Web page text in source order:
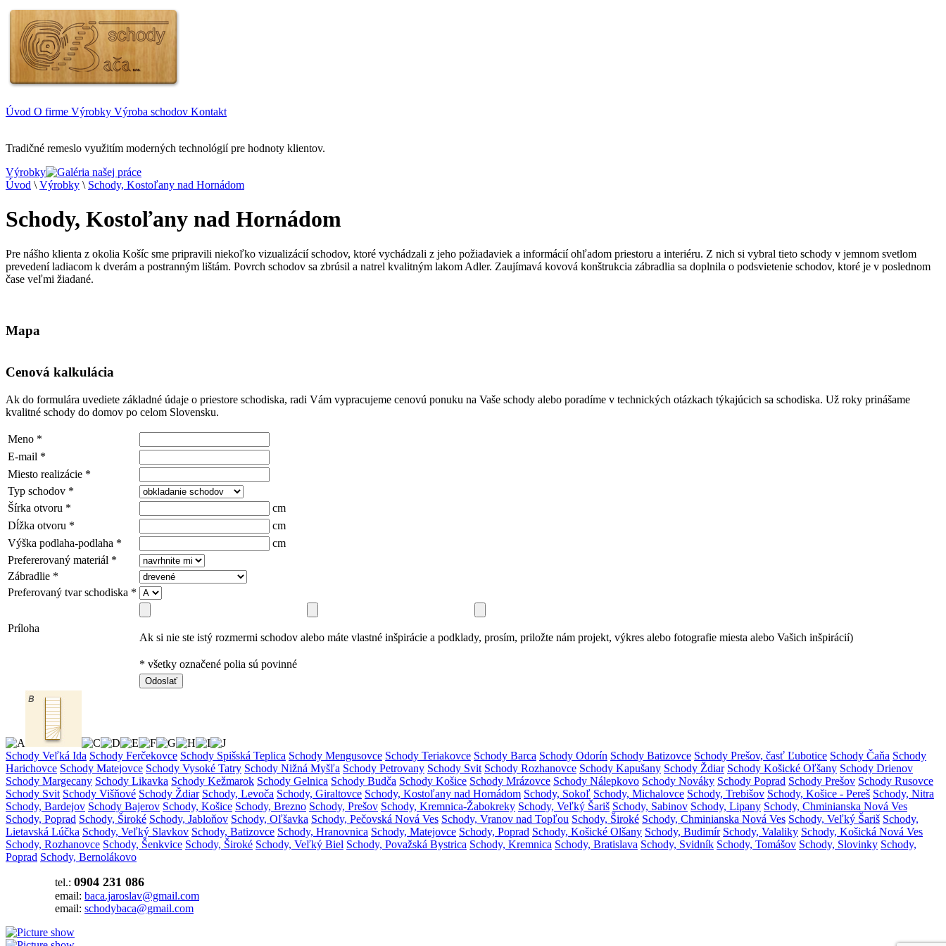
Úvod O firme Výrobky Výroba schodov Kontakt
Tradičné remeslo využitím moderných technológií pre hodnoty klientov.
Výrobky
Úvod \ Výrobky \ Schody, Kostoľany nad Hornádom
Schody, Kostoľany nad Hornádom
Pre nášho klienta z okolia Košíc sme pripravili niekoľko vizualizácií schodov, ktoré vychádzali z jeho požiadaviek a informácií ohľadom priestoru a interiéru. Z nich si vybral tieto schody v jemnom svetlom
prevedení ladiacom k dverám a postranným lištám. Povrch schodov sa zbrúsil a natrel kvalitným lakom Adler. Zaujímavá kovová konštrukcia zábradlia sa doplnila o podsvietenie schodov, ktoré je v poslednom
čase veľmi žiadané.
Mapa
Cenová kalkulácia
Ak do formulára uvediete základné údaje o priestore schodiska, radi Vám vypracujeme cenovú ponuku na Vaše schody alebo poradíme v technických otázkach týkajúcich sa schodiska. Už roky prinášame
kvalitné schody do domov po celom Slovensku.
Meno *
E-mail *
Miesto realizácie *
Typ schodov *
Šírka otvoru *
cm
Dĺžka otvoru *
cm
Výška podlaha-podlaha *
cm
Prefererovaný materiál *
Zábradlie *
Preferovaný tvar schodiska *
Príloha
Ak si nie ste istý rozmermi schodov alebo máte vlastné inšpirácie a podklady, prosím, priložte nám projekt, výkres alebo fotografie miesta alebo Vašich inšpirácií)
* všetky označené polia sú povinné
Odoslať
Schody Veľká Ida Schody Ferčekovce Schody Spišská Teplica Schody Mengusovce Schody Teriakovce Schody Barca Schody Odorín Schody Batizovce Schody Prešov, časť Ľubotice Schody Čaňa Schody
Harichovce Schody Matejovce Schody Vysoké Tatry Schody Nižná Myšľa Schody Petrovany Schody Svit Schody Rozhanovce Schody Kapušany Schody Ždiar Schody Košické Oľšany Schody Drienov
Schody Margecany Schody Likavka Schody Kežmarok Schody Gelnica Schody Budča Schody Košice Schody Mrázovce Schody Nálepkovo Schody Nováky Schody Poprad Schody Prešov Schody Rusovce
Schody Svit Schody Višňové Schody Ždiar Schody, Levoča Schody, Giraltovce Schody, Kostoľany nad Hornádom Schody, Sokoľ Schody, Michalovce Schody, Trebišov Schody, Košice - Pereš Schody, Nitra
Schody, Bardejov Schody Bajerov Schody, Košice Schody, Brezno Schody, Prešov Schody, Kremnica-Žabokreky Schody, Veľký Šariš Schody, Sabinov Schody, Lipany Schody, Chminianska Nová Ves
Schody, Poprad Schody, Široké Schody, Jabloňov Schody, Oľšavka Schody, Pečovská Nová Ves Schody, Vranov nad Topľou Schody, Široké Schody, Chminianska Nová Ves Schody, Veľký Šariš Schody,
Lietavská Lúčka Schody, Veľký Slavkov Schody, Batizovce Schody, Hranovnica Schody, Matejovce Schody, Poprad Schody, Košické Olšany Schody, Budimír Schody, Valaliky Schody, Košická Nová Ves
Schody, Rozhanovce Schody, Šenkvice Schody, Široké Schody, Veľký Biel Schody, Považská Bystrica Schody, Kremnica Schody, Bratislava Schody, Svidník Schody, Tomášov Schody, Slovinky Schody,
Poprad Schody, Bernolákovo
tel.: 0904 231 086
email: baca.jaroslav@gmail.com
email: schodybaca@gmail.com